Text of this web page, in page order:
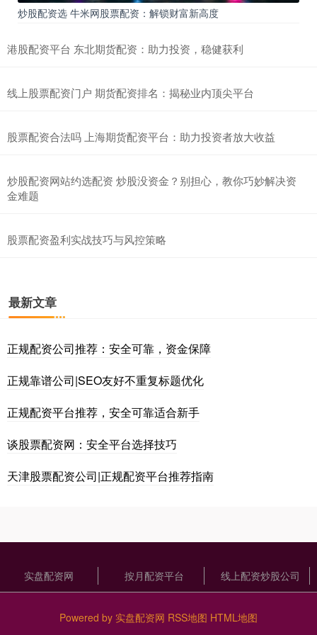
炒股配资选 牛米网股票配资：解锁财富新高度
港股配资平台 东北期货配资：助力投资，稳健获利
线上股票配资门户 期货配资排名：揭秘业内顶尖平台
股票配资合法吗 上海期货配资平台：助力投资者放大收益
炒股配资网站约选配资 炒股没资金？别担心，教你巧妙解决资
金难题
股票配资盈利实战技巧与风控策略
最新文章
正规配资公司推荐：安全可靠，资金保障
正规靠谱公司|SEO友好不重复标题优化
正规配资平台推荐，安全可靠适合新手
谈股票配资网：安全平台选择技巧
天津股票配资公司|正规配资平台推荐指南
实盘配资网 按月配资平台 线上配资炒股公司
Powered by 实盘配资网 RSS地图 HTML地图